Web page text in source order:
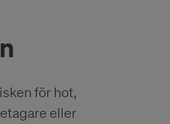
för hot,
eller